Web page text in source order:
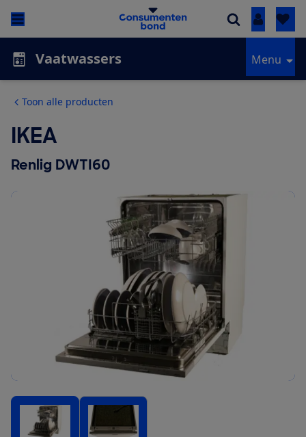
Inloggen
Vaatwassers Menu
Toon alle producten
IKEA
Renlig DWTI60